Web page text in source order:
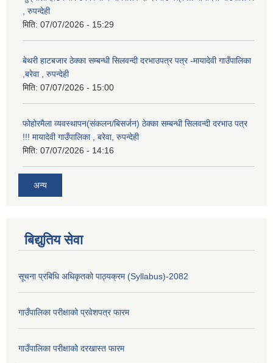
, रुपन्देही
मिति: 07/07/2026 - 15:29
बेथरी हाटबजार ठेक्का सम्बन्धी सिलवन्दी दरभाउपत्र पत्र -मायादेवी गाउँपालिका
,बरेवा , रुपन्देही
मिति: 07/07/2026 - 15:00
फोहोरमैला व्यवस्थापन(संकलन/बिसर्जन) ठेक्का सम्बन्धी सिलवन्दी दरभाउ पत्र
!!! मायादेवी गाउँपालिका , बरेवा, रुपन्देही
मिति: 07/07/2026 - 14:16
अन्य
बिद्युतिय सेवा
सूचना प्रबिधि अधिकृतको पाठ्यक्रम (Syllabus)-2082
गाउँपालिका परीक्षाको प्रवेशपत्र फारम
गाउँपालिका परीक्षाको दरखास्त फारम